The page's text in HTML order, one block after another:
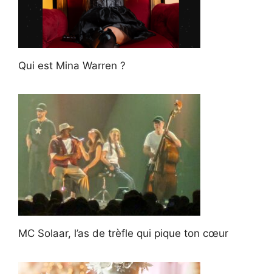
Qui est Mina Warren ?
MC Solaar, l’as de trèfle qui pique ton cœur